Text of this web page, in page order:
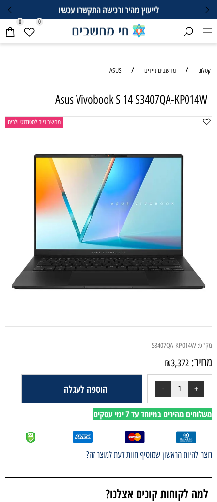
לייעוץ מהיר ורכישה התקשרו עכשיו
0 0
קטלוג / מחשבים ניידים /
ASUS
Asus Vivobook S 14 S3407QA-KP014W
מחשב נייד לסטודנט ולבית
מק"ט: S3407QA-KP014W
מחיר: ₪3,372
הוספה לעגלה
משלוחים מהירים במיוחד עד 7 ימי עסקים
רוצה להיות הראשון שמוסיף חוות דעת למוצר זה?
למה לקוחות קונים אצלנו?